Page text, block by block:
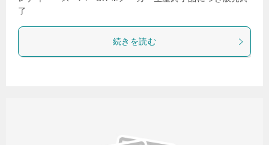
了
続きを読む